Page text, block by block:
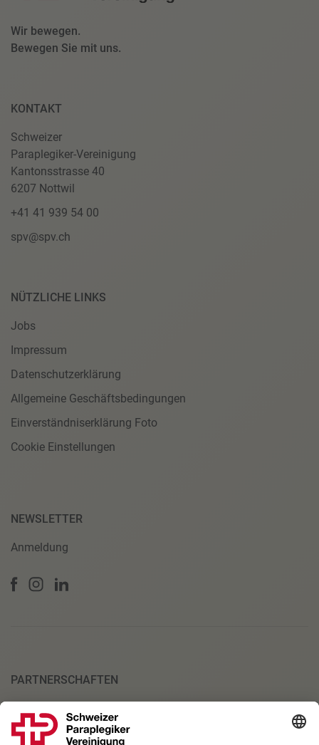
Wir bewegen.
Bewegen Sie mit uns.
KONTAKT
Schweizer
Paraplegiker-Vereinigung
Kantonsstrasse 40
6207 Nottwil
+41 41 939 54 00
spv@spv.ch
NÜTZLICHE LINKS
Jobs
Impressum
Datenschutzerklärung
Allgemeine Geschäftsbedingungen
Einverständniserklärung Foto
Cookie Einstellungen
NEWSLETTER
Anmeldung
PARTNERSCHAFTEN